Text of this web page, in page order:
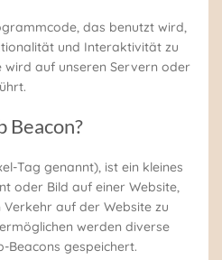
das benutzt wird,
und Interaktivität zu
wird auf unseren Servern oder
Beacon?
Tag genannt), ist ein kleines
oder Bild auf einer Website,
auf der Website zu
werden diverse
Beacons gespeichert.